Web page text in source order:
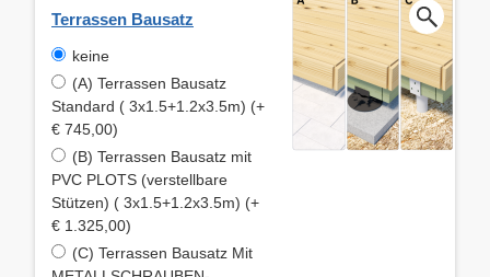
Terrassen Bausatz
keine
(A) Terrassen Bausatz
Standard ( 3x1.5+1.2x3.5m) (+
€ 745,00)
(B) Terrassen Bausatz mit
PVC PLOTS (verstellbare
Stützen) ( 3x1.5+1.2x3.5m) (+
€ 1.325,00)
(C) Terrassen Bausatz Mit